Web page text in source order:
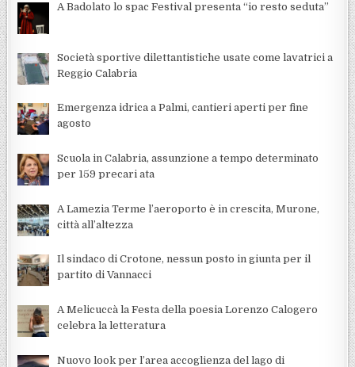
A Badolato lo spac Festival presenta “io resto seduta”
Società sportive dilettantistiche usate come lavatrici a
Reggio Calabria
Emergenza idrica a Palmi, cantieri aperti per fine
agosto
Scuola in Calabria, assunzione a tempo determinato
per 159 precari ata
A Lamezia Terme l’aeroporto è in crescita, Murone,
città all’altezza
Il sindaco di Crotone, nessun posto in giunta per il
partito di Vannacci
A Melicuccà la Festa della poesia Lorenzo Calogero
celebra la letteratura
Nuovo look per l’area accoglienza del lago di